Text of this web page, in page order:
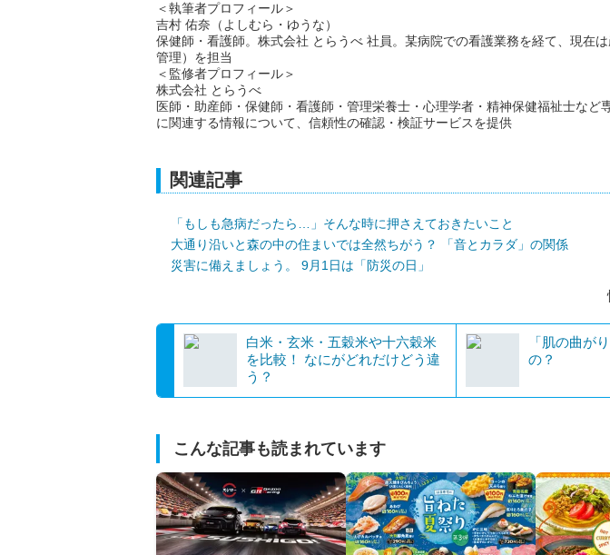
＜執筆者プロフィール＞
吉村 佑奈（よしむら・ゆうな）
保健師・看護師。株式会社 とらうべ 社員。某病院での看護業務を経て、現在
管理）を担当
＜監修者プロフィール＞
株式会社 とらうべ
医師・助産師・保健師・看護師・管理栄養士・心理学者・精神保健福祉士など
に関連する情報について、信頼性の確認・検証サービスを提供
関連記事
「もしも急病だったら…」そんな時に押さえておきたいこと
大通り沿いと森の中の住まいでは全然ちがう？ 「音とカラダ」の関係
災害に備えましょう。 9月1日は「防災の日」
白米・玄米・五穀米や十六穀米
を比較！ なにがどれだけどう違
う？
「肌の曲が
の？
こんな記事も読まれています